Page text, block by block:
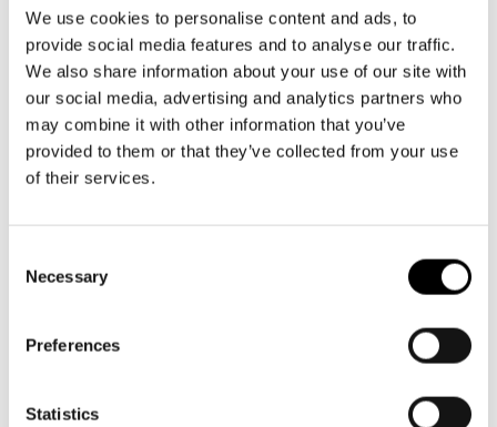
We use cookies to personalise content and ads, to
provide social media features and to analyse our traffic.
We also share information about your use of our site with
our social media, advertising and analytics partners who
may combine it with other information that you’ve
provided to them or that they’ve collected from your use
of their services.
Selection
Necessary
Preferences
Statistics
Presentkort
Tillgänglighet
Frågor & svar
Platskarta
Företag
Guidning
Teaterns verksamhet
Ensemble
Historia
Svenska Teatern Live
LOGGA IN
info@svenskateatern.fi
BILJETTER
Köp biljetter
Biljettkassan öppnar 11.8
Norra esplanaden 2